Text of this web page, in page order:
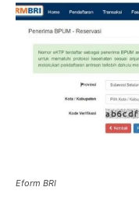
Eform BRI